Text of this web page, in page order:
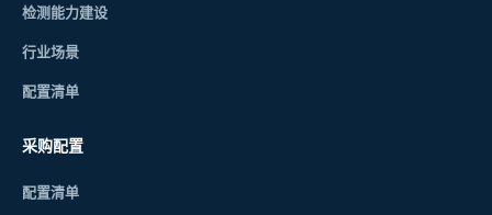
检测能力建设
行业场景
配置清单
采购配置
配置清单